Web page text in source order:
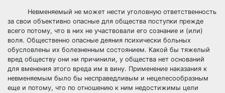
Невменяемый не может нести уголовную ответственность
за свои объективно опасные для общества поступки прежде
всего потому, что в них не участвовали его сознание и (или)
воля. Общественно опасные деяния психически больных
обусловлены их болезненным состоянием. Какой бы тяжелый
вред обществу они ни причинили, у общества нет оснований
для вменения этого вреда им в вину. Применение наказания к
невменяемым было бы несправедливым и нецелесообразным
еще и потому, что по отношению к ним недостижимы цели